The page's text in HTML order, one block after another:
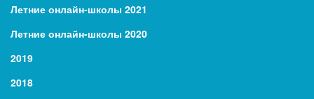
Летние онлайн-школы 2021
Летние онлайн-школы 2020
2019
2018